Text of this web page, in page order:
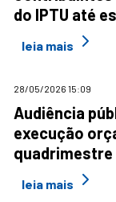
do IPTU até
leia mais
28/05/2026 15:09
Audiência
execução
quadrimestre
leia mais